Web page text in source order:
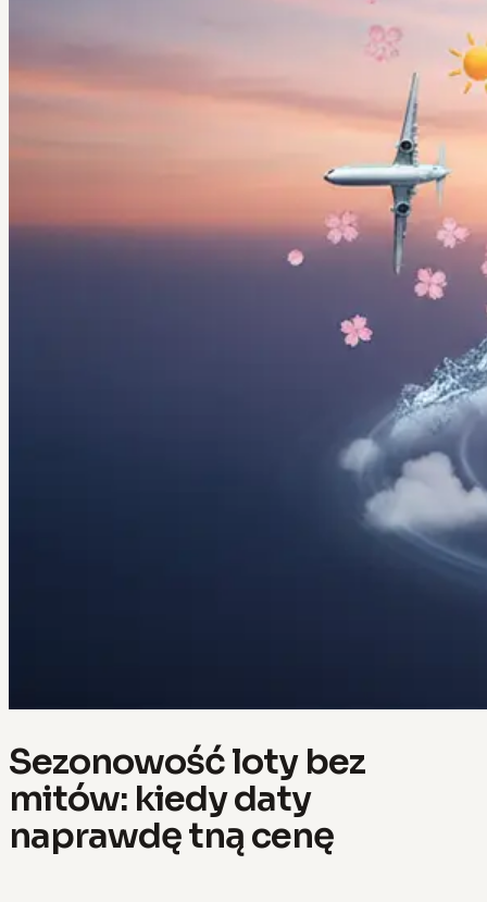
Sezonowość loty bez
mitów: kiedy daty
naprawdę tną cenę